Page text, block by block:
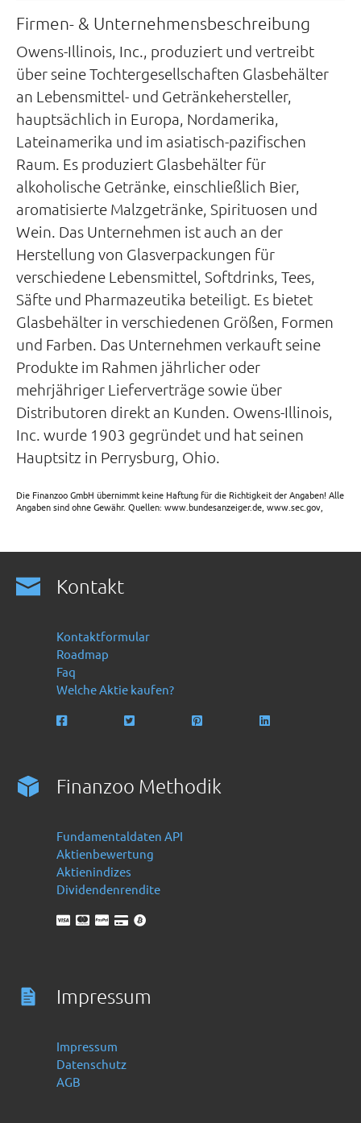
Firmen- & Unternehmensbeschreibung
Owens-Illinois, Inc., produziert und vertreibt
über seine Tochtergesellschaften Glasbehälter
an Lebensmittel- und Getränkehersteller,
hauptsächlich in Europa, Nordamerika,
Lateinamerika und im asiatisch-pazifischen
Raum. Es produziert Glasbehälter für
alkoholische Getränke, einschließlich Bier,
aromatisierte Malzgetränke, Spirituosen und
Wein. Das Unternehmen ist auch an der
Herstellung von Glasverpackungen für
verschiedene Lebensmittel, Softdrinks, Tees,
Säfte und Pharmazeutika beteiligt. Es bietet
Glasbehälter in verschiedenen Größen, Formen
und Farben. Das Unternehmen verkauft seine
Produkte im Rahmen jährlicher oder
mehrjähriger Lieferverträge sowie über
Distributoren direkt an Kunden. Owens-Illinois,
Inc. wurde 1903 gegründet und hat seinen
Hauptsitz in Perrysburg, Ohio.
Die Finanzoo GmbH übernimmt keine Haftung für die Richtigkeit der Angaben! Alle
Angaben sind ohne Gewähr. Quellen: www.bundesanzeiger.de, www.sec.gov,
Kontakt
Kontaktformular
Roadmap
Faq
Welche Aktie kaufen?
Finanzoo Methodik
Fundamentaldaten API
Aktienbewertung
Aktienindizes
Dividendenrendite
Impressum
Impressum
Datenschutz
AGB